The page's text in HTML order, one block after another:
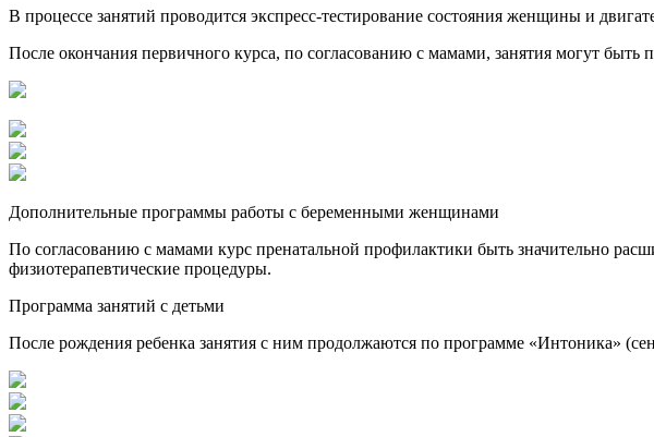
В процессе занятий проводится экспресс-тестирование состояния женщины и
После окончания первичного курса, по согласованию с мамами, занятия могут быть
Дополнительные программы работы с беременными женщинами
По согласованию с мамами курс пренатальной профилактики быть значительно
физиотерапевтические процедуры.
Программа занятий с детьми
После рождения ребенка занятия с ним продолжаются по программе «Интоника»